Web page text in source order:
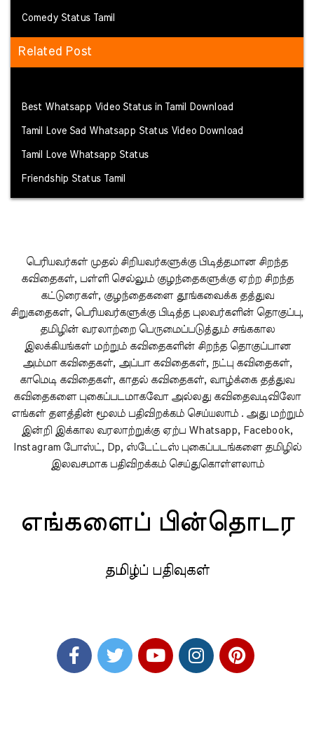
Comedy Status Tamil
Related Post
Best Whatsapp Video Status in Tamil Download
Tamil Love Sad Whatsapp Status Video Download
Tamil Love Whatsapp Status
Friendship Status Tamil
பெரியவர்கள் முதல் சிறியவர்களுக்கு பிடித்தமான சிறந்த
கவிதைகள், பள்ளி செல்லும் குழந்தைகளுக்கு ஏற்ற சிறந்த
கட்டுரைகள், குழந்தைகளை தூங்கவைக்க தத்துவ
சிறுகதைகள், பெரியவர்களுக்கு பிடித்த புலவர்களின் தொகுப்பு,
தமிழின் வரலாற்றை பெருமைப்படுத்தும் சங்ககால
இலக்கியங்கள் மற்றும் கவிதைகளின் சிறந்த தொகுப்பான
அம்மா கவிதைகள், அப்பா கவிதைகள், நட்பு கவிதைகள்,
காமெடி கவிதைகள், காதல் கவிதைகள், வாழ்க்கை தத்துவ
கவிதைகளை புகைப்படமாகவோ அல்லது கவிதைவடிவிலோ
எங்கள் தளத்தின் மூலம் பதிவிறக்கம் செய்யலாம் . அது மற்றும்
இன்றி இக்கால வரலாற்றுக்கு ஏற்ப Whatsapp, Facebook,
Instagram போஸ்ட், Dp, ஸ்டேட்டஸ் புகைப்படங்களை தமிழில்
இலவசமாக பதிவிறக்கம் செய்துகொள்ளலாம்
எங்களைப் பின்தொடர
தமிழ்ப் பதிவுகள்